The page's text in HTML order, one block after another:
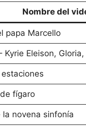
Nombre del
papa Marcello
Kyrie Eleison,
fígaro
novena sinfonía